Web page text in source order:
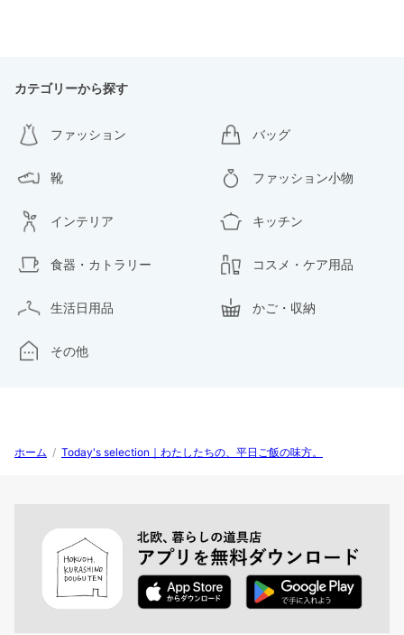
カテゴリーから探す
ファッション バッグ
靴 ファッション小物
インテリア キッチン
食器・カトラリー コスメ・ケア用品
生活日用品 かご・収納
その他
ホーム / Today's selection｜わたしたちの、平日ご飯の味方。